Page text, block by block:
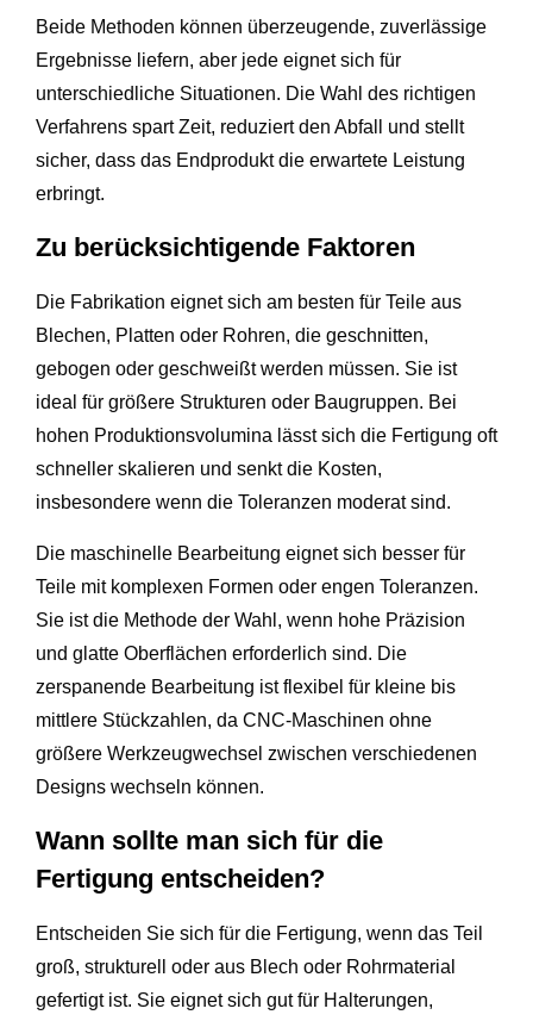
Beide Methoden können überzeugende, zuverlässige
Ergebnisse liefern, aber jede eignet sich für
unterschiedliche Situationen. Die Wahl des richtigen
Verfahrens spart Zeit, reduziert den Abfall und stellt
sicher, dass das Endprodukt die erwartete Leistung
erbringt.
Zu berücksichtigende Faktoren
Die Fabrikation eignet sich am besten für Teile aus
Blechen, Platten oder Rohren, die geschnitten,
gebogen oder geschweißt werden müssen. Sie ist
ideal für größere Strukturen oder Baugruppen. Bei
hohen Produktionsvolumina lässt sich die Fertigung oft
schneller skalieren und senkt die Kosten,
insbesondere wenn die Toleranzen moderat sind.
Die maschinelle Bearbeitung eignet sich besser für
Teile mit komplexen Formen oder engen Toleranzen.
Sie ist die Methode der Wahl, wenn hohe Präzision
und glatte Oberflächen erforderlich sind. Die
zerspanende Bearbeitung ist flexibel für kleine bis
mittlere Stückzahlen, da CNC-Maschinen ohne
größere Werkzeugwechsel zwischen verschiedenen
Designs wechseln können.
Wann sollte man sich für die
Fertigung entscheiden?
Entscheiden Sie sich für die Fertigung, wenn das Teil
groß, strukturell oder aus Blech oder Rohrmaterial
gefertigt ist. Sie eignet sich gut für Halterungen,